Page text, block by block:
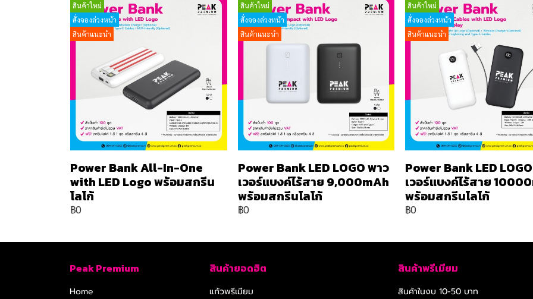
สินค้าใหม่
สั่งจองล่วงหน้า
สินค้าแนะนำ
Power Bank All-In-One
with LED Logo พร้อมสกรีน
โลโก้
฿0
สินค้าใหม่
สั่งจองล่วงหน้า
สินค้าแนะนำ
Power Bank LED LOGO พาว
เวอร์แบงค์ไร้สาย 9,000mAh
พร้อมสกรีนโลโก้
฿0
สินค้าใหม่
สั่งจองล่วงหน้า
สินค้าแนะนำ
Power Bank LED
เวอร์แบงค์ไร้สาย
พร้อมสกรีนโลโก้
฿0
Peak Premium
Home
สินค้ายอดฮิต
แก้วพรีเมียม
สินค้าพรีเมียม
สินค้าในงบ 10-50 บาท